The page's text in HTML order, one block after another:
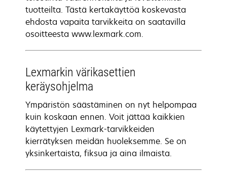
tuotteilta. Tästä kertakäyttöä koskevasta
ehdosta vapaita tarvikkeita on saatavilla
osoitteesta www.lexmark.com.
Lexmarkin värikasettien
keräysohjelma
Ympäristön säästäminen on nyt helpompaa
kuin koskaan ennen. Voit jättää kaikkien
käytettyjen Lexmark-tarvikkeiden
kierrätyksen meidän huoleksemme. Se on
yksinkertaista, fiksua ja aina ilmaista.